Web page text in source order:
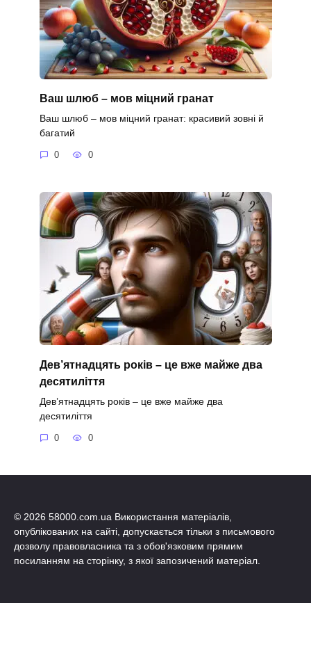
Ваш шлюб – мов міцний гранат
Ваш шлюб – мов міцний гранат: красивий зовні й
багатий
0 0
Дев’ятнадцять років – це вже майже два
десятиліття
Дев’ятнадцять років – це вже майже два
десятиліття
0 0
© 2026 58000.com.ua Використання матеріалів,
опублікованих на сайті, допускається тільки з письмового
дозволу правовласника та з обов'язковим прямим
посиланням на сторінку, з якої запозичений матеріал.